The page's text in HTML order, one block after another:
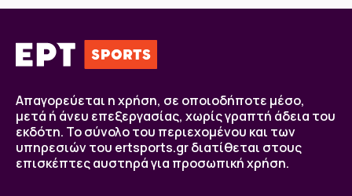
Απαγορεύεται η χρήση, σε οποιοδήποτε μέσο,
μετά ή άνευ επεξεργασίας, χωρίς γραπτή άδεια του
εκδότη. Το σύνολο του περιεχομένου και των
υπηρεσιών του ertsports.gr διατίθεται στους
επισκέπτες αυστηρά για προσωπική χρήση.